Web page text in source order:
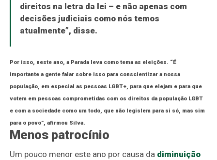
direitos na letra da lei – e não apenas com
decisões judiciais como nós temos
atualmente”, disse.
Por isso, neste ano, a Parada leva como tema as eleições. “É
importante a gente falar sobre isso para conscientizar a nossa
população, em especial as pessoas LGBT+, para que elejam e para que
votem em pessoas comprometidas com os direitos da população LGBT
e com a sociedade como um todo, que não legislem para si só, mas sim
para o povo”, afirmou Silva.
Menos patrocínio
Um pouco menor este ano por causa da diminuição